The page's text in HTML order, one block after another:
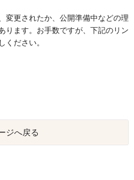
変更されたか、公開準備中などの理
ります。お手数ですが、下記のリン
ください。
ジへ戻る